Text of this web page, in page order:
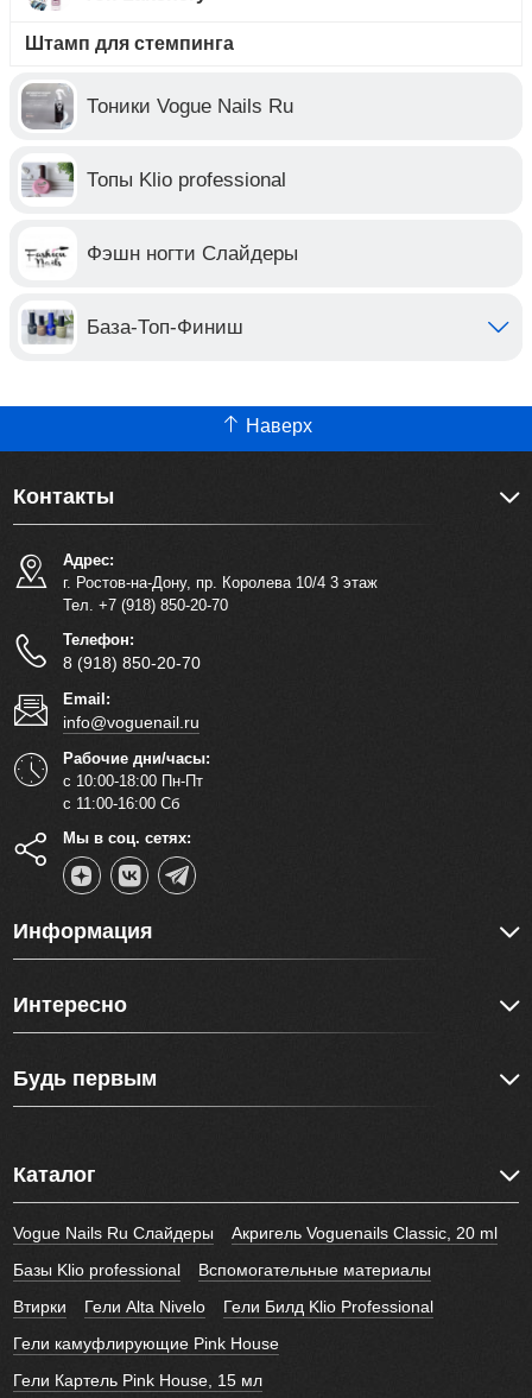
Штамп для стемпинга
Тоники Vogue Nails Ru
Топы Klio professional
Фэшн ногти Слайдеры
База-Топ-Финиш
Наверх
Контакты
Адрес:
г. Ростов-на-Дону, пр. Королева 10/4 3 этаж
Тел. +7 (918) 850-20-70
Телефон:
8 (918) 850-20-70
Email:
info@voguenail.ru
Рабочие дни/часы:
с 10:00-18:00 Пн-Пт
с 11:00-16:00 Сб
Мы в соц. сетях:
Информация
Интересно
Будь первым
Каталог
Vogue Nails Ru Слайдеры
Акригель Voguenails Classic, 20 ml
Базы Klio professional
Вспомогательные материалы
Втирки
Гели Alta Nivelo
Гели Билд Klio Professional
Гели камуфлирующие Pink House
Гели Картель Pink House, 15 мл